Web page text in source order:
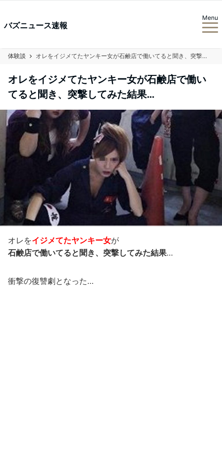
バズニュース速報
Menu
体験談 オレをイジメてたヤンキー女が石鹸店で働いてると聞き、突撃してみた結果…
オレをイジメてたヤンキー女が石鹸店で働い
てると聞き、突撃してみた結果…
オレをイジメてたヤンキー女が
石鹸店で働いてると聞き、突撃してみた結果…
衝撃の復讐劇となった…